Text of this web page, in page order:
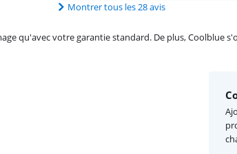
Montrer tous les 28 avis
qu'avec votre garantie standard. De plus, Coolblue